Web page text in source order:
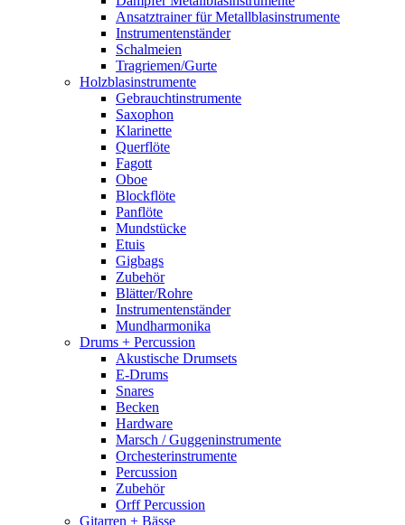
Ansatztrainer für Metallblasinstrumente
Instrumentenständer
Schalmeien
Tragriemen/Gurte
Holzblasinstrumente
Gebrauchtinstrumente
Saxophon
Klarinette
Querflöte
Fagott
Oboe
Blockflöte
Panflöte
Mundstücke
Etuis
Gigbags
Zubehör
Blätter/Rohre
Instrumentenständer
Mundharmonika
Drums + Percussion
Akustische Drumsets
E-Drums
Snares
Becken
Hardware
Marsch / Guggeninstrumente
Orchesterinstrumente
Percussion
Zubehör
Orff Percussion
Gitarren + Bässe